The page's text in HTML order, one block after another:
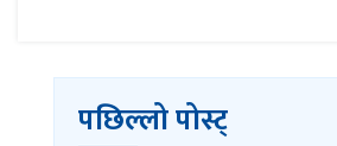
पछिल्लो पोस्ट्